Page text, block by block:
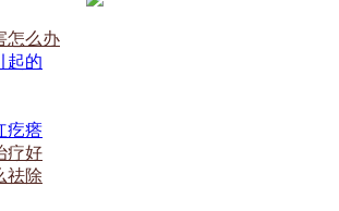
怎么办
起的
疙瘩
疗好
祛除